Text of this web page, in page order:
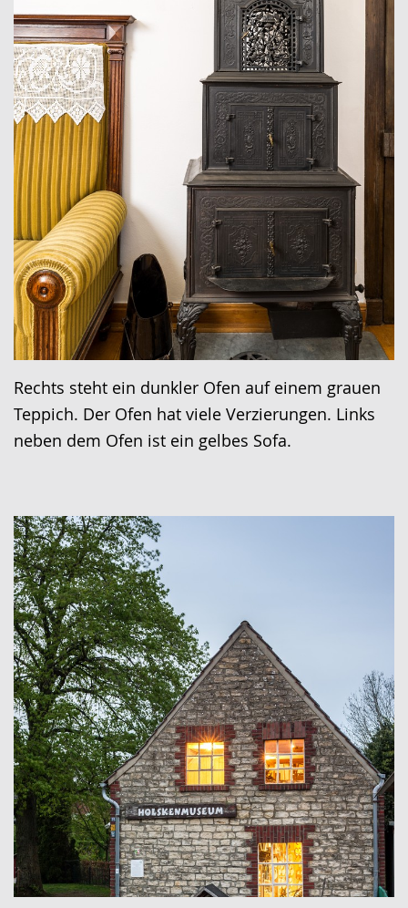
Rechts steht ein dunkler Ofen auf einem grauen
Teppich. Der Ofen hat viele Verzierungen. Links
neben dem Ofen ist ein gelbes Sofa.